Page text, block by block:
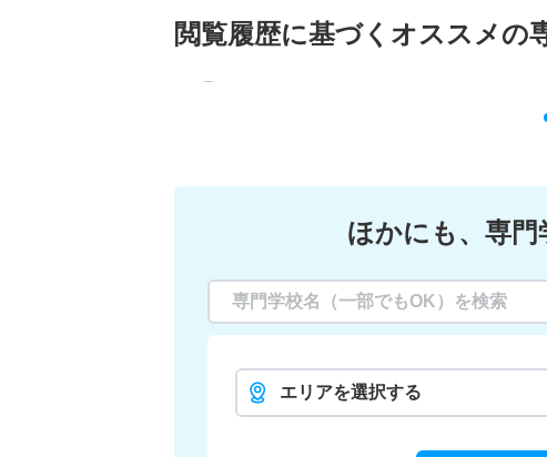
閲覧履歴に基づく オススメの
ほかにも、 専門
エリアを選択する